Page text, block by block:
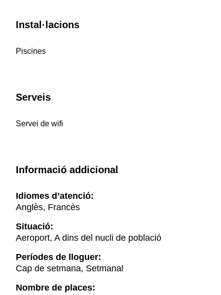
Instal·lacions
Piscines
Serveis
Servei de wifi
Informació addicional
Idiomes d’atenció:
Anglès, Francès
Situació:
Aeroport, A dins del nucli de població
Períodes de lloguer:
Cap de setmana, Setmanal
Nombre de places: